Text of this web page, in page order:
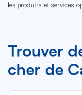
les produits et services
Trouver
cher de